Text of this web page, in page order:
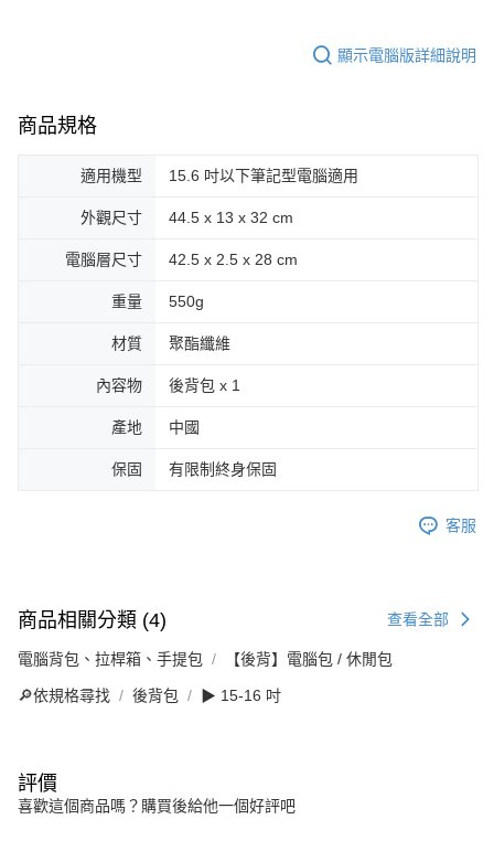
顯示電腦版詳細說明
商品規格
適用機型 15.6 吋以下筆記型電腦適用
外觀尺寸 44.5 x 13 x 32 cm
電腦層尺寸 42.5 x 2.5 x 28 cm
重量 550g
材質 聚酯纖維
內容物 後背包 x 1
產地 中國
保固 有限制終身保固
客服
商品相關分類 (4) 查看全部
電腦背包、拉桿箱、手提包 【後背】電腦包 / 休閒包
🔎依規格尋找 後背包 ▶ 15-16 吋
評價
喜歡這個商品嗎？購買後給他一個好評吧